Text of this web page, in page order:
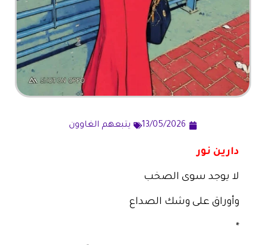
13/05/2026 يتبعهم الغاوون
دارين نور
لا يوجد سوى الصخب
وأوراق على وشك الصداع
*